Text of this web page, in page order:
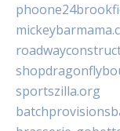
sportszilla.org